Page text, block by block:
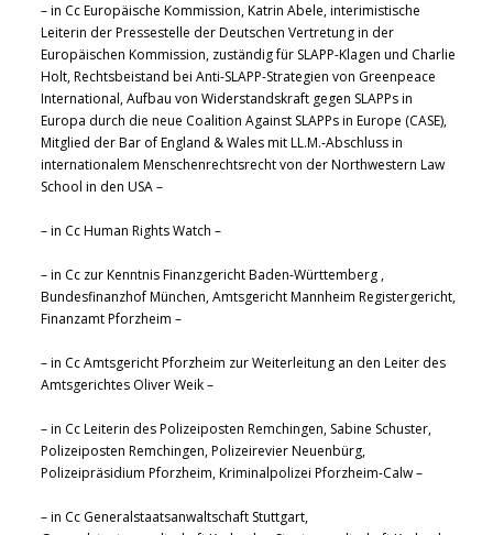
– in Cc Europäische Kommission, Katrin Abele, interimistische
Leiterin der Pressestelle der Deutschen Vertretung in der
Europäischen Kommission, zuständig für SLAPP-Klagen und Charlie
Holt, Rechtsbeistand bei Anti-SLAPP-Strategien von Greenpeace
International, Aufbau von Widerstandskraft gegen SLAPPs in
Europa durch die neue Coalition Against SLAPPs in Europe (CASE),
Mitglied der Bar of England & Wales mit LL.M.-Abschluss in
internationalem Menschenrechtsrecht von der Northwestern Law
School in den USA –
– in Cc Human Rights Watch –
– in Cc zur Kenntnis Finanzgericht Baden-Württemberg ,
Bundesfinanzhof München, Amtsgericht Mannheim Registergericht,
Finanzamt Pforzheim –
– in Cc Amtsgericht Pforzheim zur Weiterleitung an den Leiter des
Amtsgerichtes Oliver Weik –
– in Cc Leiterin des Polizeiposten Remchingen, Sabine Schuster,
Polizeiposten Remchingen, Polizeirevier Neuenbürg,
Polizeipräsidium Pforzheim, Kriminalpolizei Pforzheim-Calw –
– in Cc Generalstaatsanwaltschaft Stuttgart,